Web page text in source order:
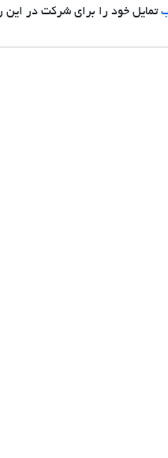
تمایل خود را برای شرکت در این